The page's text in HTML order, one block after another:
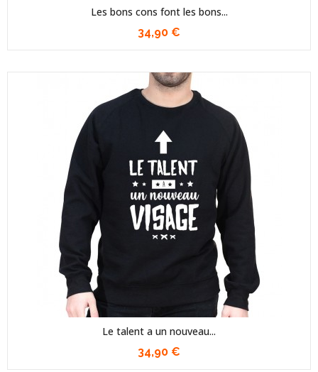
Les bons cons font les bons...
34,90 €
Le talent a un nouveau...
34,90 €